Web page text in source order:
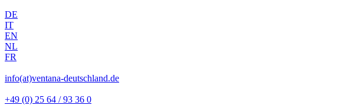
DE
IT
EN
NL
FR
info(at)ventana-deutschland.de
+49 (0) 25 64 / 93 36 0